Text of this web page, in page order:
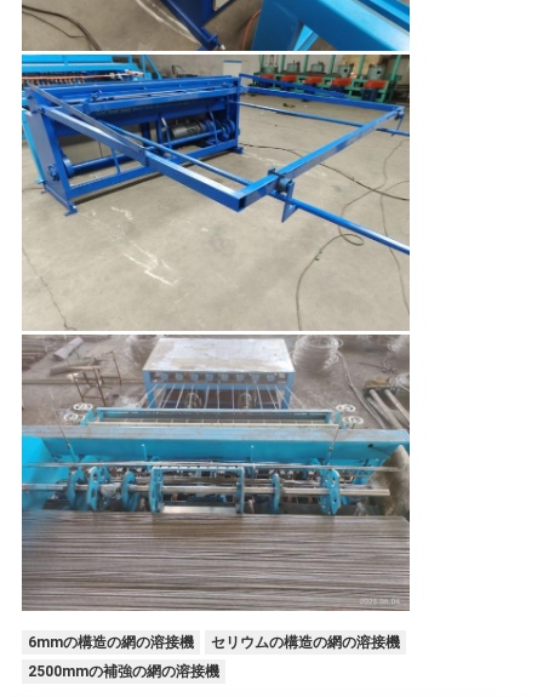
6mmの構造の網の溶接機
セリウムの構造の網の溶接機
2500mmの補強の網の溶接機